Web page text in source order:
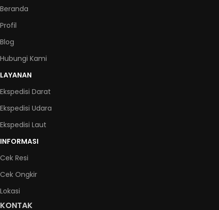
Beranda
Profil
Blog
Hubungi Kami
LAYANAN
Ekspedisi Darat
Ekspedisi Udara
Ekspedisi Laut
INFORMASI
Cek Resi
Cek Ongkir
Lokasi
KONTAK